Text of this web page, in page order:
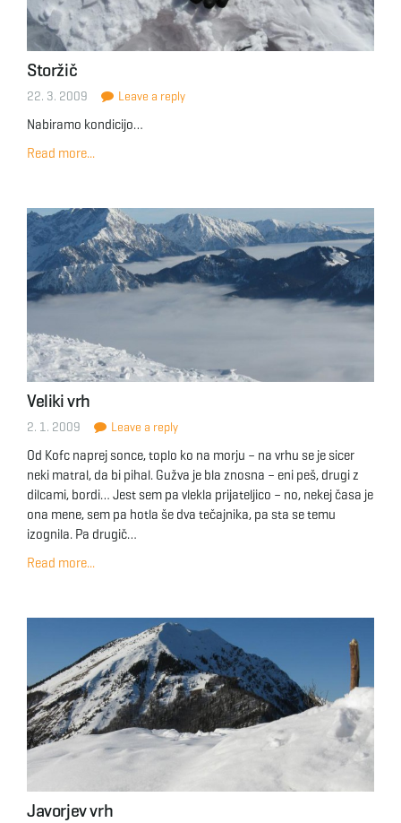
Storžič
22. 3. 2009 Leave a reply
Nabiramo kondicijo…
Read more...
Veliki vrh
2. 1. 2009 Leave a reply
Od Kofc naprej sonce, toplo ko na morju – na vrhu se je sicer
neki matral, da bi pihal. Gužva je bla znosna – eni peš, drugi z
dilcami, bordi… Jest sem pa vlekla prijateljico – no, nekej časa je
ona mene, sem pa hotla še dva tečajnika, pa sta se temu
izognila. Pa drugič…
Read more...
Javorjev vrh